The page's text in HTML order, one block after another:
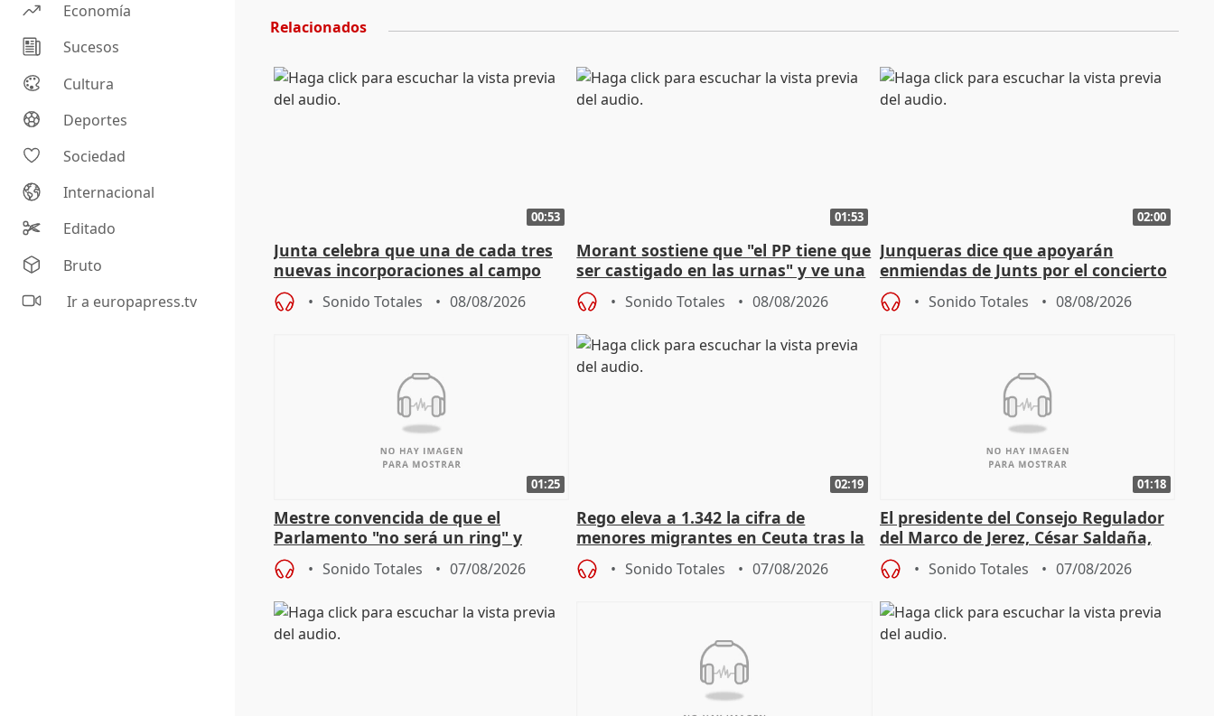
Economía
Sucesos
Cultura
Deportes
Sociedad
Internacional
Editado
Bruto
Ir a europapress.tv
Relacionados
00:53
Junta celebra que una de cada tres
nuevas incorporaciones al campo
andaluz son mujeres jóvenes
Sonido Totales 08/08/2026
01:53
Morant sostiene que "el PP tiene que
ser castigado en las urnas" y ve una
"pulsión de cambio"
Sonido Totales 08/08/2026
02:00
Junqueras dice que apoyarán
enmiendas de Junts por el concierto
en el trámite de financiación
Sonido Totales 08/08/2026
01:25
Mestre convencida de que el
Parlamento "no será un ring" y
defiende "estabilidad" del pacto con
Vox
Sonido Totales 07/08/2026
02:19
Rego eleva a 1.342 la cifra de
menores migrantes en Ceuta tras la
entrada masiva
Sonido Totales 07/08/2026
01:18
El presidente del Consejo Regulador
del Marco de Jerez, César Saldaña,
sobre exportaciones
Sonido Totales 07/08/2026